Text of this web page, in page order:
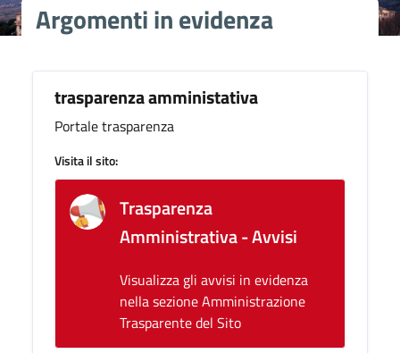
Argomenti in evidenza
trasparenza amministativa
Portale trasparenza
Visita il sito:
Trasparenza
Amministrativa - Avvisi
Visualizza gli avvisi in evidenza
nella sezione Amministrazione
Trasparente del Sito